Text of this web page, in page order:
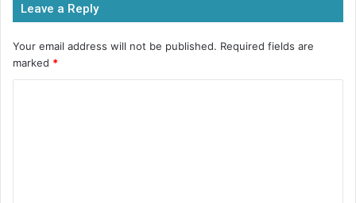
b
o
o
A
p
p
e
n
g
Leave a Reply
Your email address will not be published. Required fields are
marked *